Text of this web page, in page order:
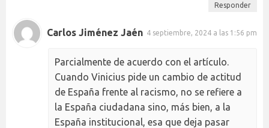
Responder
Carlos Jiménez Jaén 4 septiembre, 2024 a las 1:56 pm
Parcialmente de acuerdo con el artículo.
Cuando Vinicius pide un cambio de actitud
de España frente al racismo, no se refiere a
la España ciudadana sino, más bien, a la
España institucional, esa que deja pasar